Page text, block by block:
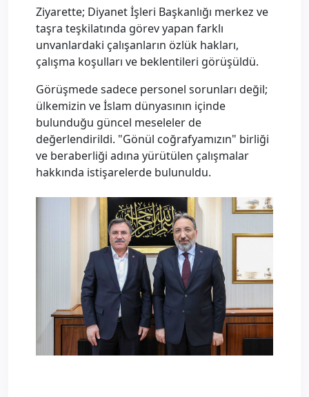
Ziyarette; Diyanet İşleri Başkanlığı merkez ve
taşra teşkilatında görev yapan farklı
unvanlardaki çalışanların özlük hakları,
çalışma koşulları ve beklentileri görüşüldü.
Görüşmede sadece personel sorunları değil;
ülkemizin ve İslam dünyasının içinde
bulunduğu güncel meseleler de
değerlendirildi. "Gönül coğrafyamızın" birliği
ve beraberliği adına yürütülen çalışmalar
hakkında istişarelerde bulunuldu.